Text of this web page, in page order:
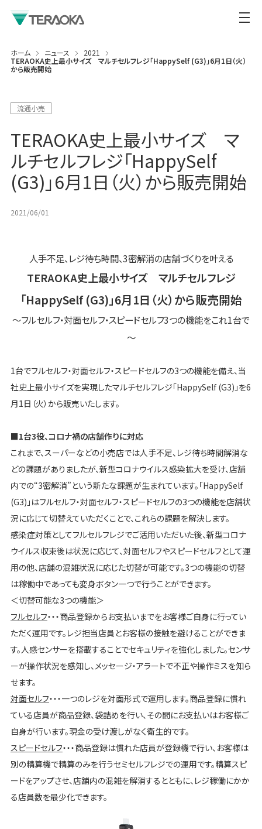
ホーム ニュース
2021
TERAOKA史上最小サイズ マルチセルフレジ「HappySelf (G3)」6月1日（火）
から販売開始
流通小売
TERAOKA史上最小サイズ マ
ルチセルフレジ「HappySelf
(G3)」6月1日（火）から販売開始
2021/06/01
人手不足、レジ待ち時間、3密解消の店舗づくりを叶える
TERAOKA史上最小サイズ マルチセルフレジ
「HappySelf (G3)」6月1日（火）から販売開始
～フルセルフ・対面セルフ・スピードセルフ3つの機能をこれ1台で
～
1台でフルセルフ・対面セルフ・スピードセルフの3つの機能を備え、当
社史上最小サイズを実現したマルチセルフレジ「HappySelf (G3)」を6
月1日（火）から販売いたします。
■1台3役、コロナ禍の店舗作りに対応
これまで、スーパーなどの小売店では人手不足、レジ待ち時間解消な
どの課題がありましたが、新型コロナウイルス感染拡大を受け、店舗
内での“3密解消”という新たな課題が生まれています。「HappySelf
(G3)」はフルセルフ・対面セルフ・スピードセルフの3つの機能を店舗状
況に応じて切替えていただくことで、これらの課題を解決します。
感染症対策としてフルセルフレジでご活用いただいた後、新型コロナ
ウイルス収束後は状況に応じて、対面セルフやスピードセルフとして運
用の他、店舗の混雑状況に応じた切替が可能です。3つの機能の切替
は稼働中であっても変身ボタン一つで行うことができます。
＜切替可能な3つの機能＞
フルセルフ・・・商品登録からお支払いまでをお客様ご自身に行ってい
ただく運用です。レジ担当店員とお客様の接触を避けることができま
す。人感センサーを搭載することでセキュリティを強化しました。センサ
ーが操作状況を感知し、メッセージ・アラートで不正や操作ミスを知ら
せます。
対面セルフ・・・一つのレジを対面形式で運用します。商品登録に慣れ
ている店員が商品登録、袋詰めを行い、その間にお支払いはお客様ご
自身が行います。現金の受け渡しがなく衛生的です。
スピードセルフ・・・商品登録は慣れた店員が登録機で行い、お客様は
別の精算機で精算のみを行うセミセルフレジでの運用です。精算スピ
ードをアップさせ、店舗内の混雑を解消するとともに、レジ稼働にかか
る店員数を最少化できます。